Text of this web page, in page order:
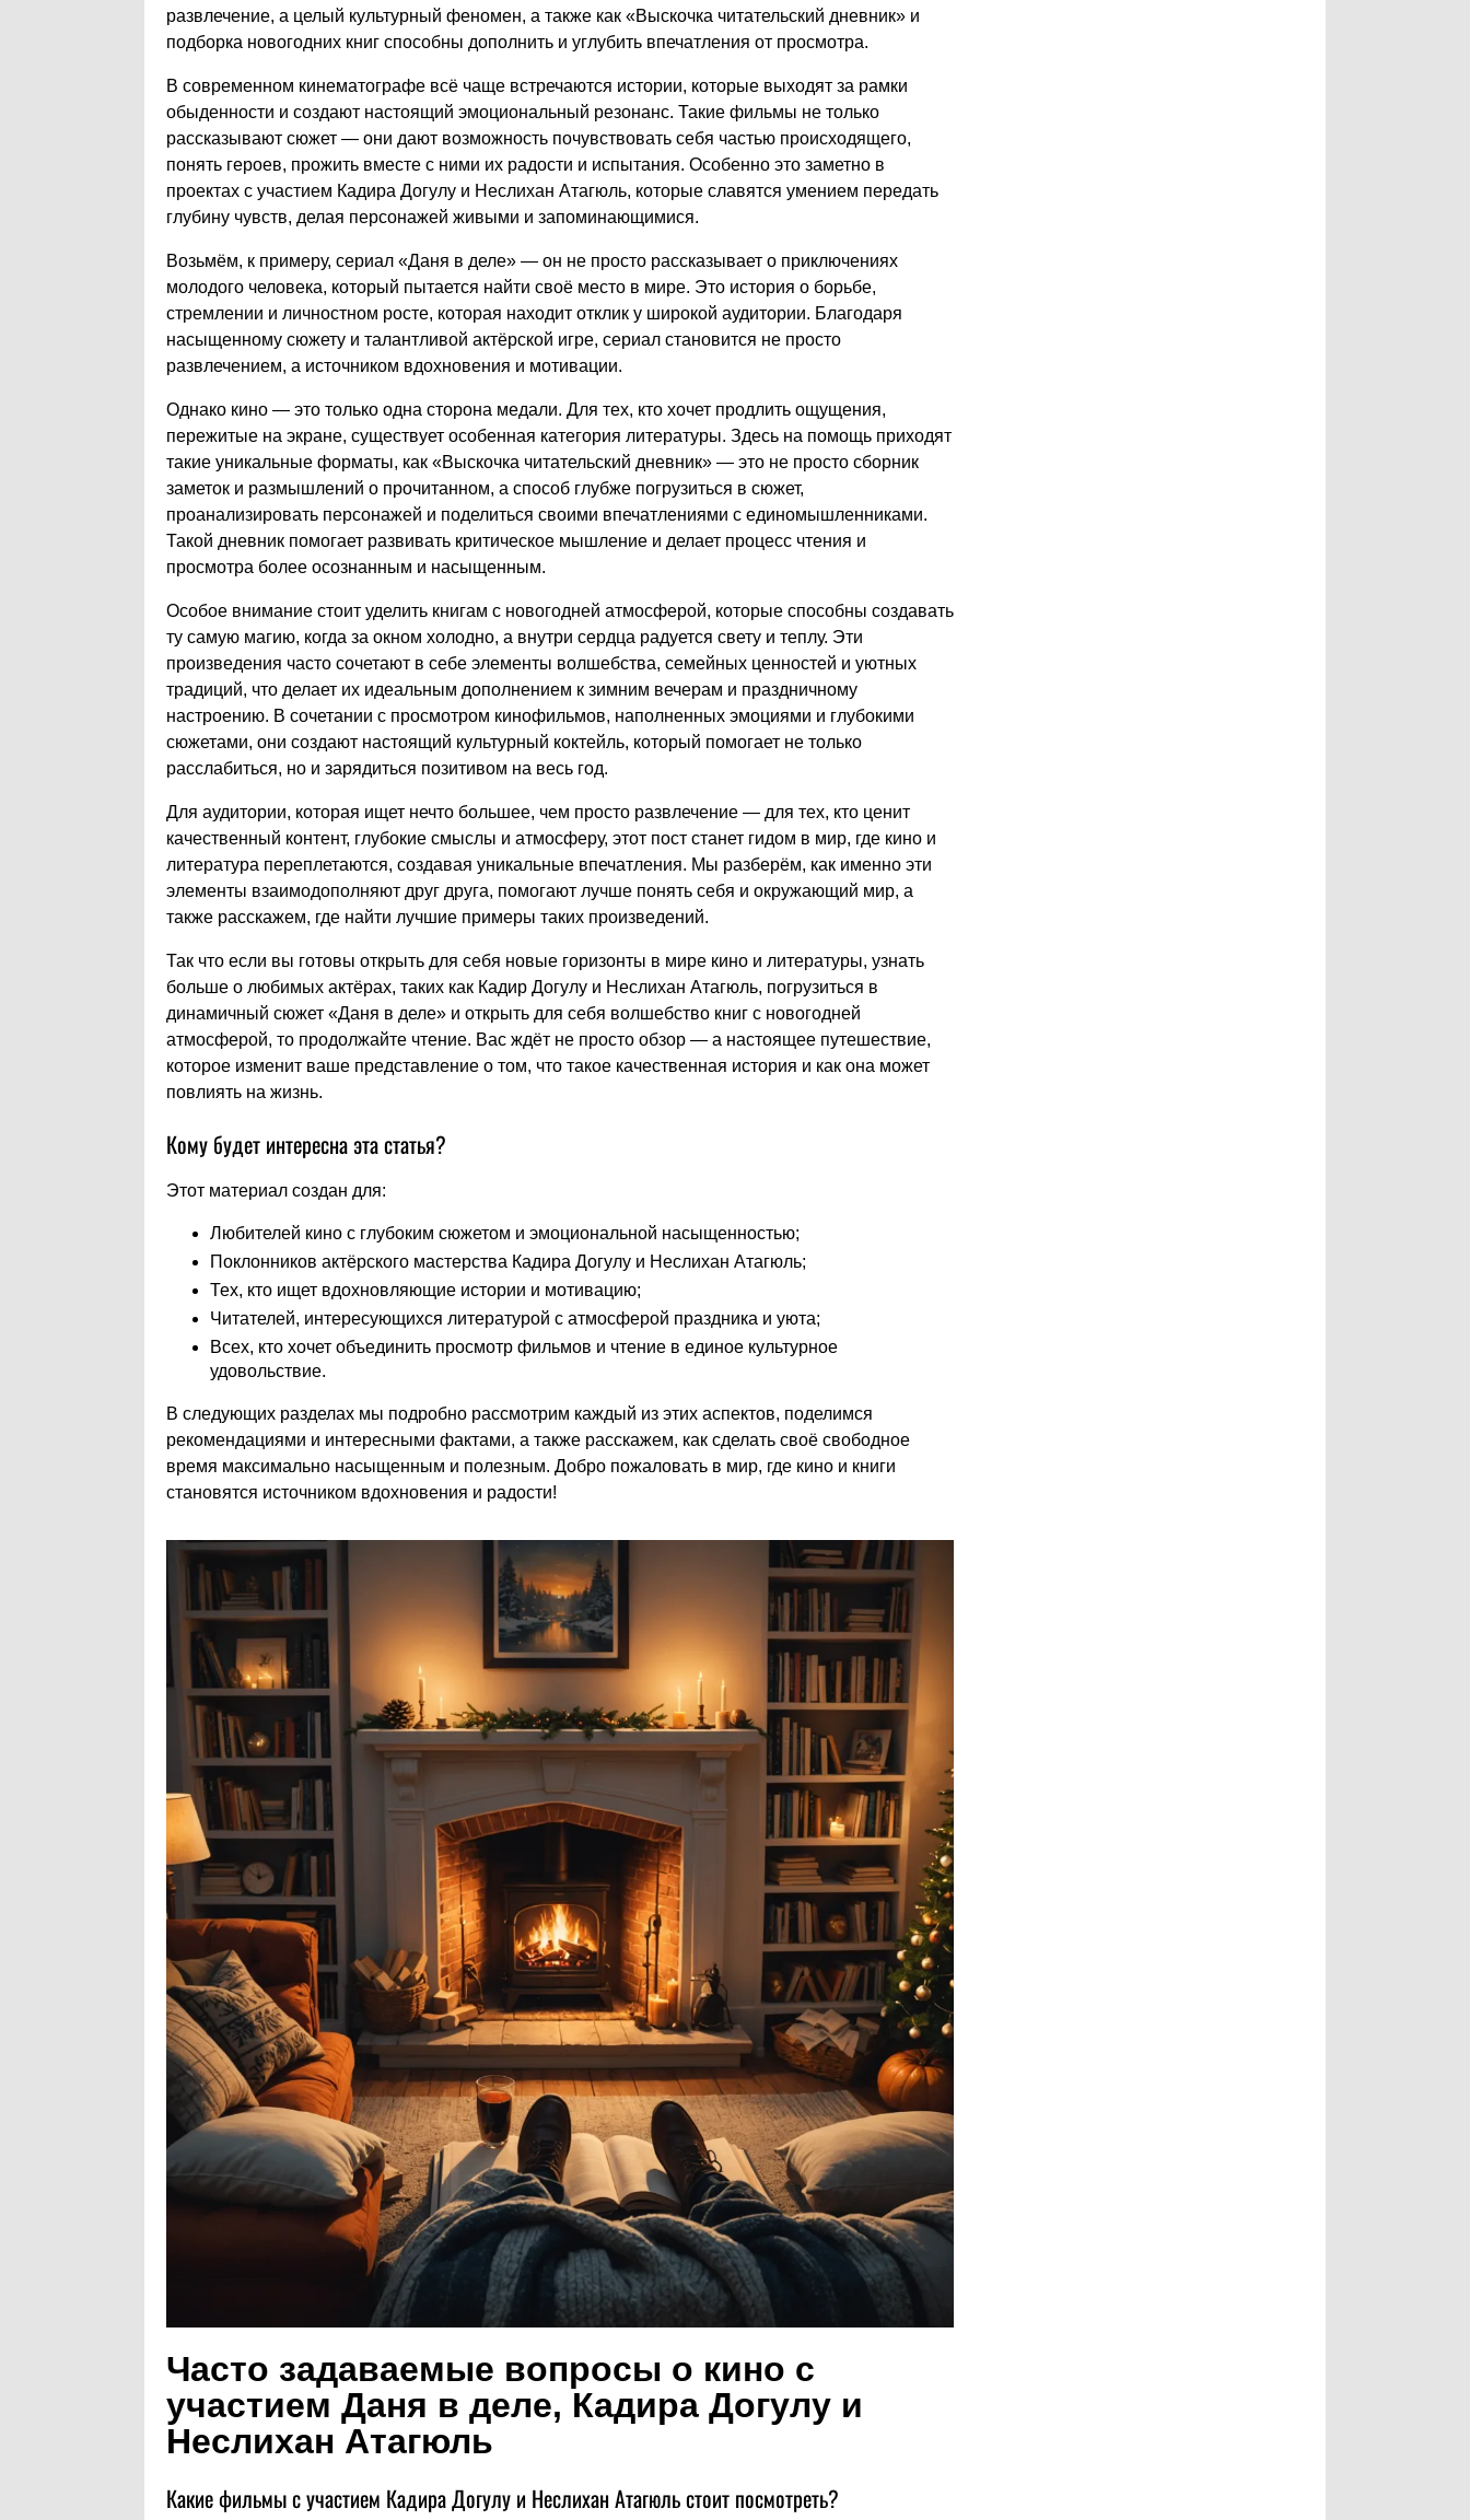
развлечение, а целый культурный феномен, а также как «Выскочка читательский дневник» и
подборка новогодних книг способны дополнить и углубить впечатления от просмотра.
В современном кинематографе всё чаще встречаются истории, которые выходят за рамки
обыденности и создают настоящий эмоциональный резонанс. Такие фильмы не только
рассказывают сюжет — они дают возможность почувствовать себя частью происходящего,
понять героев, прожить вместе с ними их радости и испытания. Особенно это заметно в
проектах с участием Кадира Догулу и Неслихан Атагюль, которые славятся умением передать
глубину чувств, делая персонажей живыми и запоминающимися.
Возьмём, к примеру, сериал «Даня в деле» — он не просто рассказывает о приключениях
молодого человека, который пытается найти своё место в мире. Это история о борьбе,
стремлении и личностном росте, которая находит отклик у широкой аудитории. Благодаря
насыщенному сюжету и талантливой актёрской игре, сериал становится не просто
развлечением, а источником вдохновения и мотивации.
Однако кино — это только одна сторона медали. Для тех, кто хочет продлить ощущения,
пережитые на экране, существует особенная категория литературы. Здесь на помощь приходят
такие уникальные форматы, как «Выскочка читательский дневник» — это не просто сборник
заметок и размышлений о прочитанном, а способ глубже погрузиться в сюжет,
проанализировать персонажей и поделиться своими впечатлениями с единомышленниками.
Такой дневник помогает развивать критическое мышление и делает процесс чтения и
просмотра более осознанным и насыщенным.
Особое внимание стоит уделить книгам с новогодней атмосферой, которые способны создавать
ту самую магию, когда за окном холодно, а внутри сердца радуется свету и теплу. Эти
произведения часто сочетают в себе элементы волшебства, семейных ценностей и уютных
традиций, что делает их идеальным дополнением к зимним вечерам и праздничному
настроению. В сочетании с просмотром кинофильмов, наполненных эмоциями и глубокими
сюжетами, они создают настоящий культурный коктейль, который помогает не только
расслабиться, но и зарядиться позитивом на весь год.
Для аудитории, которая ищет нечто большее, чем просто развлечение — для тех, кто ценит
качественный контент, глубокие смыслы и атмосферу, этот пост станет гидом в мир, где кино и
литература переплетаются, создавая уникальные впечатления. Мы разберём, как именно эти
элементы взаимодополняют друг друга, помогают лучше понять себя и окружающий мир, а
также расскажем, где найти лучшие примеры таких произведений.
Так что если вы готовы открыть для себя новые горизонты в мире кино и литературы, узнать
больше о любимых актёрах, таких как Кадир Догулу и Неслихан Атагюль, погрузиться в
динамичный сюжет «Даня в деле» и открыть для себя волшебство книг с новогодней
атмосферой, то продолжайте чтение. Вас ждёт не просто обзор — а настоящее путешествие,
которое изменит ваше представление о том, что такое качественная история и как она может
повлиять на жизнь.
Кому будет интересна эта статья?
Этот материал создан для:
Любителей кино с глубоким сюжетом и эмоциональной насыщенностью;
Поклонников актёрского мастерства Кадира Догулу и Неслихан Атагюль;
Тех, кто ищет вдохновляющие истории и мотивацию;
Читателей, интересующихся литературой с атмосферой праздника и уюта;
Всех, кто хочет объединить просмотр фильмов и чтение в единое культурное
удовольствие.
В следующих разделах мы подробно рассмотрим каждый из этих аспектов, поделимся
рекомендациями и интересными фактами, а также расскажем, как сделать своё свободное
время максимально насыщенным и полезным. Добро пожаловать в мир, где кино и книги
становятся источником вдохновения и радости!
Часто задаваемые вопросы о кино с
участием Даня в деле, Кадира Догулу и
Неслихан Атагюль
Какие фильмы с участием Кадира Догулу и Неслихан Атагюль стоит посмотреть?